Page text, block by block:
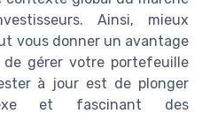
Ainsi, mieux
vous donner un avantage
gérer votre portefeuille
à jour est de plonger
et fascinant des